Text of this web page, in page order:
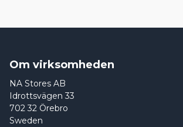
Om virksomheden
NA Stores AB
Idrottsvägen 33
702 32 Örebro
Sweden